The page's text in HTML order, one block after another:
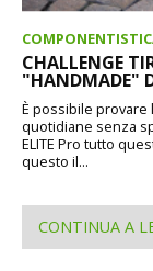
CHALLENGE
"HANDMADE"
È possibile provare
quotidiane senza
ELITE Pro tutto
questo il...
CONTINUA A